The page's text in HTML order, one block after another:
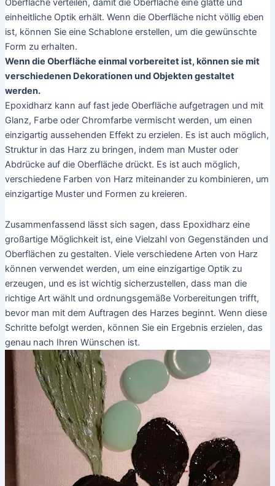
Oberfläche verteilen, damit die Oberfläche eine glatte und
einheitliche Optik erhält. Wenn die Oberfläche nicht völlig eben
ist, können Sie eine Schablone erstellen, um die gewünschte
Form zu erhalten.
Wenn die Oberfläche einmal vorbereitet ist, können sie mit
verschiedenen Dekorationen und Objekten gestaltet
werden.
Epoxidharz kann auf fast jede Oberfläche aufgetragen und mit
Glanz, Farbe oder Chromfarbe vermischt werden, um einen
einzigartig aussehenden Effekt zu erzielen. Es ist auch möglich,
Struktur in das Harz zu bringen, indem man Muster oder
Abdrücke auf die Oberfläche drückt. Es ist auch möglich,
verschiedene Farben von Harz miteinander zu kombinieren, um
einzigartige Muster und Formen zu kreieren.
Zusammenfassend lässt sich sagen, dass Epoxidharz eine
großartige Möglichkeit ist, eine Vielzahl von Gegenständen und
Oberflächen zu gestalten. Viele verschiedene Arten von Harz
können verwendet werden, um eine einzigartige Optik zu
erzeugen, und es ist wichtig sicherzustellen, dass man die
richtige Art wählt und ordnungsgemäße Vorbereitungen trifft,
bevor man mit dem Auftragen des Harzes beginnt. Wenn diese
Schritte befolgt werden, können Sie ein Ergebnis erzielen, das
genau nach Ihren Wünschen ist.